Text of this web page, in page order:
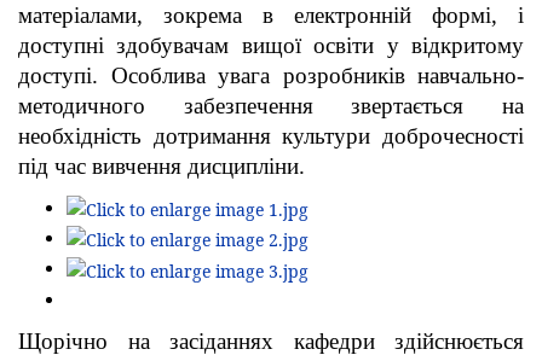
матеріалами, зокрема в електронній формі, і
доступні здобувачам вищої освіти у відкритому
доступі. Особлива увага розробників навчально-
методичного забезпечення звертається на
необхідність дотримання культури доброчесності
під час вивчення дисципліни.
Щорічно на засіданнях кафедри здійснюється